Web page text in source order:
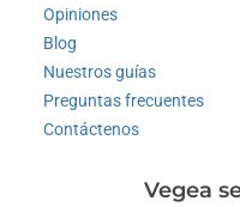
Opiniones
Blog
Nuestros guías
Preguntas frecuentes
Contáctenos
Vegea